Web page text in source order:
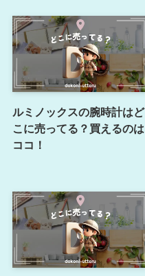
ルミノックスの腕時計はど
こに売ってる？買えるのは
ココ！